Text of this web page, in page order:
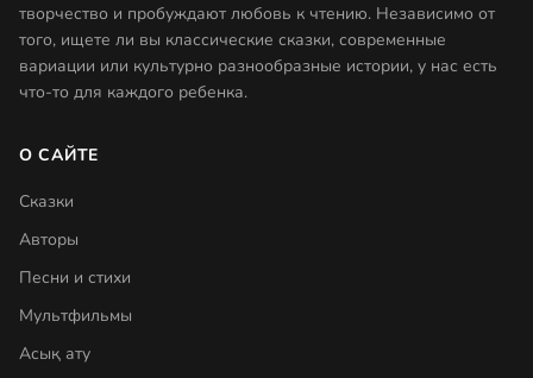
творчество и пробуждают любовь к чтению. Независимо от
того, ищете ли вы классические сказки, современные
вариации или культурно разнообразные истории, у нас есть
что-то для каждого ребенка.
О САЙТЕ
Сказки
Авторы
Песни и стихи
Мультфильмы
Асық ату